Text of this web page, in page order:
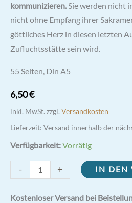
kommunizieren.Sie werden nicht
nicht ohne Empfang ihrer
göttliches Herz in diesen letzten
Zufluchtsstätte sein wird.
55 Seiten, Din A5
6,50€
inkl. MwSt. zzgl. Versandkosten
Lieferzeit: Versand innerhalb der
Verfügbarkeit:Vorrätig
-
neun
Herz
+ IN DEN
Kostenloser Versand bei